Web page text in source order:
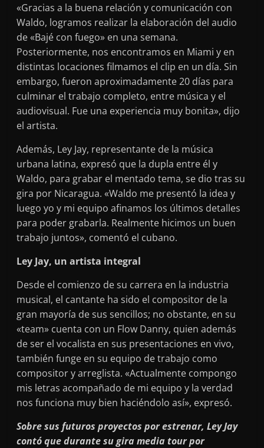
«Gracias a la buena relación y comunicación con
Waldo, logramos realizar la elaboración del audio
de «Bajé con fuego» en una semana.
Posteriormente, nos encontramos en Miami y en
distintas locaciones filmamos el clip en un día. Sin
embargo, fueron aproximadamente 20 días para
culminar el trabajo completo, entre música y el
audiovisual. Fue una experiencia muy bonita», dijo
el artista.
Además, Ley Jay, representante de la música
urbana latina, expresó que la dupla entre él y
Waldo, para grabar el mentado tema, se dio tras su
gira por Nicaragua. «Waldo me presentó la idea y
luego yo y mi equipo afinamos los últimos detalles
para poder grabarla. Realmente hicimos un buen
trabajo juntos», comentó el cubano.
Ley Jay, un artista integral
Desde el comienzo de su carrera en la industria
musical, el cantante ha sido el compositor de la
gran mayoría de sus sencillos; no obstante, en su
«team» cuenta con un Flow Danny, quien además
de ser el vocalista en sus presentaciones en vivo,
también funge en su equipo de trabajo como
compositor y arreglista. «Actualmente compongo
mis letras acompañado de mi equipo y la verdad
nos funciona muy bien haciéndolo así», expresó.
Sobre sus futuros proyectos por estrenar, Ley Jay
contó que durante su gira media tour por